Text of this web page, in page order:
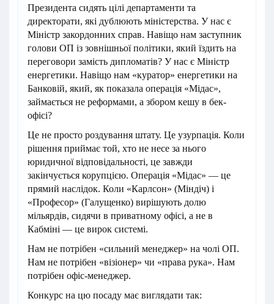
Президента сидять цілі департаменти та
директорати, які дублюють міністерства. У нас є
Міністр закордонних справ. Навіщо нам заступник
голови ОП із зовнішньої політики, який їздить на
переговори замість дипломатів? У нас є Міністр
енергетики. Навіщо нам «куратор» енергетики на
Банковій, який, як показала операція «Мідас»,
займається не реформами, а збором кешу в бек-
офісі?
Це не просто роздування штату. Це узурпація. Коли
рішення приймає той, хто не несе за нього
юридичної відповідальності, це завжди
закінчується корупцією. Операція «Мідас» — це
прямий наслідок. Коли «Карлсон» (Міндіч) і
«Професор» (Галущенко) вирішують долю
мільярдів, сидячи в приватному офісі, а не в
Кабміні — це вирок системі.
Нам не потрібен «сильний менеджер» на чолі ОП.
Нам не потрібен «візіонер» чи «права рука». Нам
потрібен офіс-менеджер.
Конкурс на цю посаду має виглядати так: